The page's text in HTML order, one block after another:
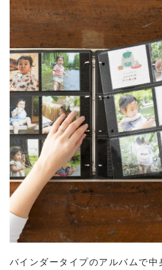
バインダータイプのアルバムで